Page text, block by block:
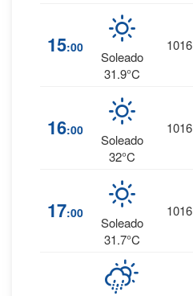
15:00
Soleado
31.9°C
1016
16:00
Soleado
32°C
1016
17:00
Soleado
31.7°C
1016